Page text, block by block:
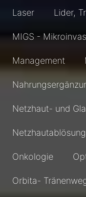
Laser Lider,
MIGS -
Management
Netzhaut- und
Netzhautablösung
Onkologie
Orbita-